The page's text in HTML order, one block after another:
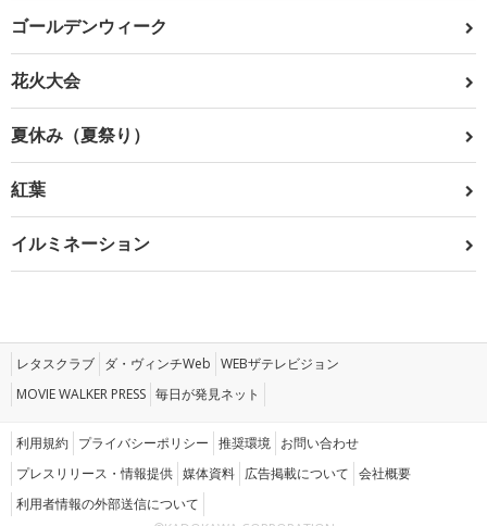
ゴールデンウィーク
花火大会
夏休み（夏祭り）
紅葉
イルミネーション
レタスクラブ ダ・ヴィンチWeb WEBザテレビジョン
MOVIE WALKER PRESS 毎日が発見ネット
利用規約 プライバシーポリシー 推奨環境 お問い合わせ
プレスリリース・情報提供 媒体資料 広告掲載について 会社概要
利用者情報の外部送信について